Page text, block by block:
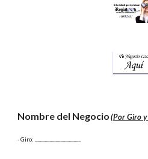
Nombre del Negocio (Por Giro
- Giro: